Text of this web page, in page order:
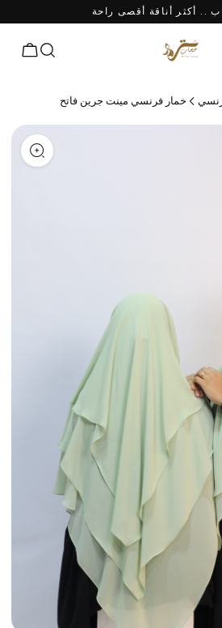
.. أكثر أناقة أقصى راحة
خمار فرنسي مينت جرين فاتح